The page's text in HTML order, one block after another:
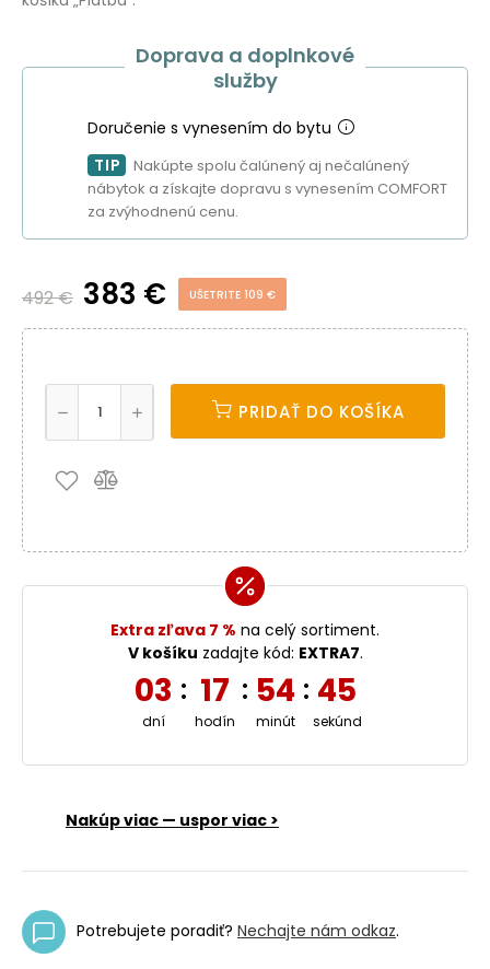
Doprava a doplnkové
služby
Doručenie s vynesením do bytu
TIP
Nakúpte spolu čalúnený aj nečalúnený
nábytok a získajte dopravu s vynesením COMFORT
za zvýhodnenú cenu.
492 € 383 € UŠETRITE 109 €
PRIDAŤ DO KOŠÍKA
Extra zľava 7 % na celý sortiment.
V košíku zadajte kód: EXTRA7.
03
dní
: 17
hodín
: 54
minút
: 44
sekúnd
Nakúp viac — uspor viac >
Potrebujete poradiť? Nechajte nám odkaz.